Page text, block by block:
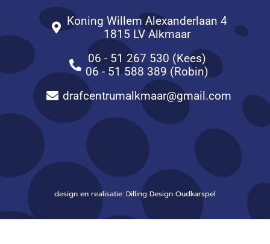
Koning Willem Alexanderlaan 4
1815 LV Alkmaar
06 - 51 267 530 (Kees)
06 - 51 588 389 (Robin)
drafcentrumalkmaar@gmail.com
design en realisatie: Dilling Design Oudkarspel